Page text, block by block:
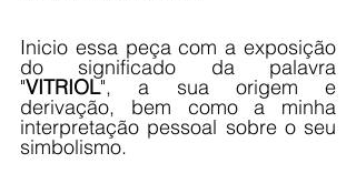
Inicio essa peça com a exposição
do significado da palavra
"VITRIOL", a sua origem e
derivação, bem como a minha
interpretação pessoal sobre o seu
simbolismo.